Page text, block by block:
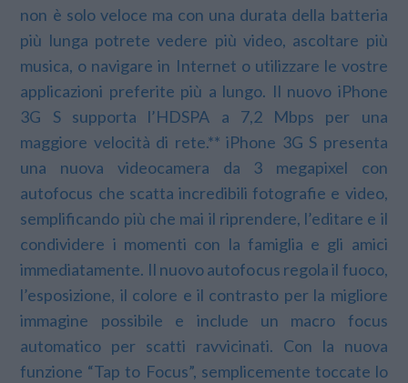
non è solo veloce ma con una durata della batteria
più lunga potrete vedere più video, ascoltare più
musica, o navigare in Internet o utilizzare le vostre
applicazioni preferite più a lungo. Il nuovo iPhone
3G S supporta l’HDSPA a 7,2 Mbps per una
maggiore velocità di rete.** iPhone 3G S presenta
una nuova videocamera da 3 megapixel con
autofocus che scatta incredibili fotografie e video,
semplificando più che mai il riprendere, l’editare e il
condividere i momenti con la famiglia e gli amici
immediatamente. Il nuovo autofocus regola il fuoco,
l’esposizione, il colore e il contrasto per la migliore
immagine possibile e include un macro focus
automatico per scatti ravvicinati. Con la nuova
funzione “Tap to Focus”, semplicemente toccate lo